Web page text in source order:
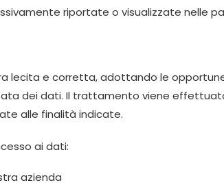
riportate o visualizzate nelle
lecita e corretta, adottando le
dei dati. Il trattamento viene
alle finalità indicate.
ai dati:
azienda